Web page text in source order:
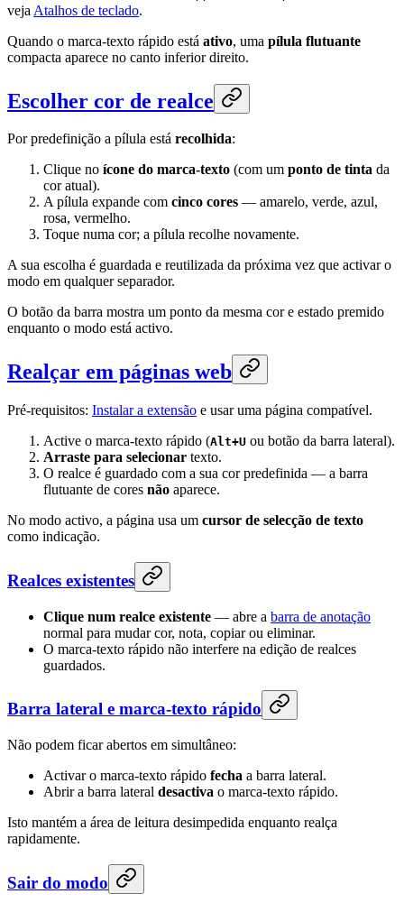
veja Atalhos de teclado.
Quando o marca-texto rápido está ativo, uma pílula flutuante
compacta aparece no canto inferior direito.
Escolher cor de realce
Por predefinição a pílula está recolhida:
Clique no ícone do marca-texto (com um ponto de tinta da
cor atual).
A pílula expande com cinco cores — amarelo, verde, azul,
rosa, vermelho.
Toque numa cor; a pílula recolhe novamente.
A sua escolha é guardada e reutilizada da próxima vez que activar o
modo em qualquer separador.
O botão da barra mostra um ponto da mesma cor e estado premido
enquanto o modo está activo.
Realçar em páginas web
Pré-requisitos: Instalar a extensão e usar uma página compatível.
Active o marca-texto rápido (Alt+U ou botão da barra lateral).
Arraste para selecionar texto.
O realce é guardado com a sua cor predefinida — a barra
flutuante de cores não aparece.
No modo activo, a página usa um cursor de selecção de texto
como indicação.
Realces existentes
Clique num realce existente — abre a barra de anotação
normal para mudar cor, nota, copiar ou eliminar.
O marca-texto rápido não interfere na edição de realces
guardados.
Barra lateral e marca-texto rápido
Não podem ficar abertos em simultâneo:
Activar o marca-texto rápido fecha a barra lateral.
Abrir a barra lateral desactiva o marca-texto rápido.
Isto mantém a área de leitura desimpedida enquanto realça
rapidamente.
Sair do modo